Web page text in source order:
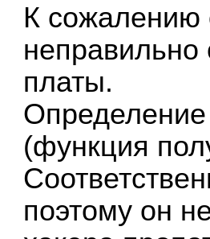
К сожалению
неправильно
платы.
Определение
(функция
поэтому он